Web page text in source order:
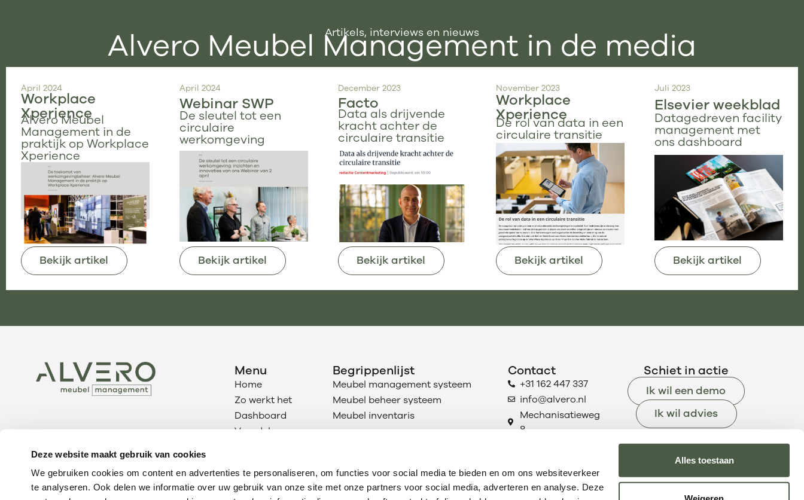
Deze website maakt gebruik van cookies
We gebruiken cookies om content en advertenties te personaliseren, om functies voor social media te bieden en om ons websiteverkeer
te analyseren. Ook delen we informatie over uw gebruik van onze site met onze partners voor social media, adverteren en analyse. Deze
Alles toestaan
Artikels, interviews en nieuws
Alvero Meubel Management in de media
April 2024
Workplace
Xperience
Alvero Meubel
Management in de
praktijk op Workplace
Xperience
Bekijk artikel
April 2024
Webinar SWP
De sleutel tot een
circulaire
werkomgeving
Bekijk artikel
December 2023
Facto
Data als drijvende
kracht achter de
circulaire transitie
Bekijk artikel
November 2023
Workplace
Xperience
De rol van data in een
circulaire transitie
Bekijk artikel
Juli 2023
Elsevier weekblad
Datagedreven facility
management met
ons dashboard
Bekijk artikel
Menu
Home
Zo werkt het
Dashboard
Voordelen
Begrippenlijst
Meubel management systeem
Meubel beheer systeem
Meubel inventaris
Contact
+31 162 447 337
info@alvero.nl
Mechanisatieweg
8
Schiet in actie
Ik wil een demo
Ik wil advies